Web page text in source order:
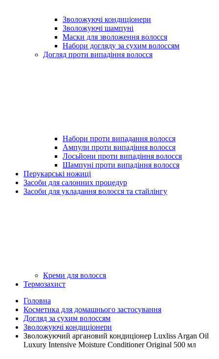
Зволожуючі кондиціонери
Зволожуючі шампуні
Маски для зволоження волосся
Набори догляду за сухим волоссям
Догляд проти випадіння волосся
Набори проти випадання волосся
Ампули проти випадіння волосся
Лосьйони проти випадіння волосся
Шампуні проти випадіння волосся
Перукарські ножиці
Засоби для салонних процедур
Засоби для укладання волосся та стайлінгу
Креми для волосся
Термозахист
Головна
Косметика для домашнього застосування
Догляд за сухим волоссям
Зволожуючі кондиціонери
Зволожуючий аргановий кондиціонер Luxliss Argan Oil
Luxury Intensive Moisture Conditioner Original 500 мл